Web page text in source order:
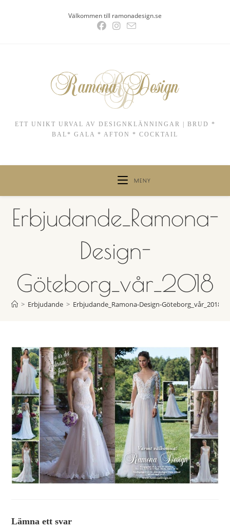
Välkommen till ramonadesign.se
ETT UNIKT URVAL AV DESIGNKLÄNNINGAR | BRUD *
BAL* GALA * AFTON * COCKTAIL
MENY
Erbjudande_Ramona-
Design-
Göteborg_vår_2018
> Erbjudande > Erbjudande_Ramona-Design-Göteborg_vår_2018
Lämna ett svar